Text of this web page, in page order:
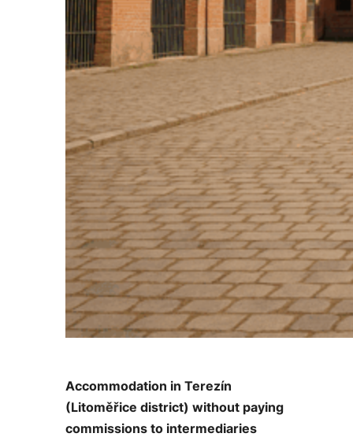
Accommodation in Terezín
(Litoměřice district) without paying
commissions to intermediaries